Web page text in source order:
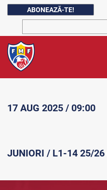
ABONEAZĂ-TE!
17 AUG 2025 / 09:00
JUNIORI / L1-14 25/